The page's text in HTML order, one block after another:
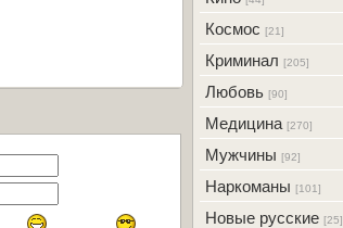
Космос [21]
Криминал [205]
Любовь [90]
Медицина [270]
Мужчины [92]
Наркоманы [101]
Новые русские [25]